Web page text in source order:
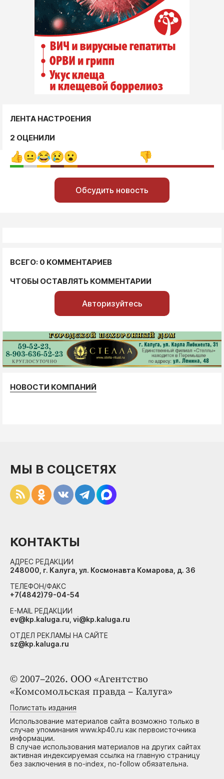
ЛЕНТА НАСТРОЕНИЯ
2 ОЦЕНИЛИ
Обсудить новость
ВСЕГО: 0 КОММЕНТАРИЕВ
ЧТОБЫ ОСТАВЛЯТЬ КОММЕНТАРИИ
Авторизуйтесь
НОВОСТИ КОМПАНИЙ
© 2007–2026. ООО «Агентство
«Комсомольская правда – Калуга»
Полистать издания
Использование материалов сайта возможно только в
случае упоминания www.kp40.ru как первоисточника
информации.
В случае использования материалов на других сайтах
активная индексируемая ссылка на главную страницу
без заключения в no-index, no-follow обязательна.
МЫ В СОЦСЕТЯХ
КОНТАКТЫ
АДРЕС РЕДАКЦИИ
248000, г. Калуга, ул. Космонавта Комарова, д. 36
ТЕЛЕФОН/ФАКС
+7(4842)79-04-54
E-MAIL РЕДАКЦИИ
ev@kp.kaluga.ru, vi@kp.kaluga.ru
ОТДЕЛ РЕКЛАМЫ НА САЙТЕ
sz@kp.kaluga.ru